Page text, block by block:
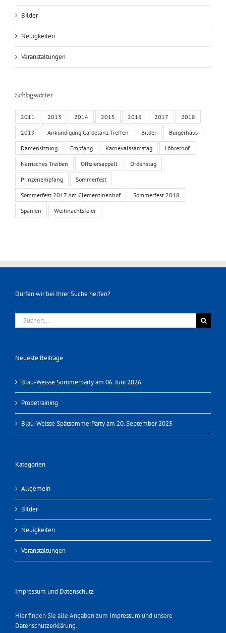
Bilder
Neuigkeiten
Veranstaltungen
Schlagwörter
2011 2013 2014 2015 2016 2017 2018
2019 Ankündigung Gardetanz Treffen Bilder Bürgerhaus
Damensitzung Empfang Karnevalssamstag Löhrerhof
Närrisches Treiben Offiziersappell Ordenstag
Prinzenempfang Sommerfest
Sommerfest 2017 Am Clementinenhof Sommerfest 2018
Spanien Weihnachtsfeier
Dürfen wir bei Ihrer Suche helfen?
Suche
nach:
Neueste Beiträge
Blau-Weisse Sommerparty am 06. Juni 2026
Probetraining
Blau-Weisse SpätsommerParty am 20. September 2025
Kategorien
Allgemein
Bilder
Neuigkeiten
Veranstaltungen
Impressum und Datenschutz
Hier finden Sie alle Angaben zum Impressum und unsere
Datenschutzerklärung.